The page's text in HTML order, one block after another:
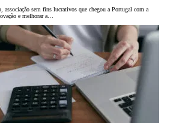
associação sem fins lucrativos que chegou a Portugal com a
e melhorar a…